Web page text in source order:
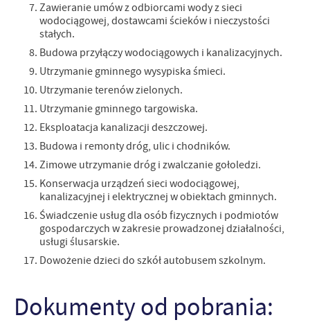
Zawieranie umów z odbiorcami wody z sieci
wodociągowej, dostawcami ścieków i nieczystości
stałych.
Budowa przyłączy wodociągowych i kanalizacyjnych.
Utrzymanie gminnego wysypiska śmieci.
Utrzymanie terenów zielonych.
Utrzymanie gminnego targowiska.
Eksploatacja kanalizacji deszczowej.
Budowa i remonty dróg, ulic i chodników.
Zimowe utrzymanie dróg i zwalczanie gołoledzi.
Konserwacja urządzeń sieci wodociągowej,
kanalizacyjnej i elektrycznej w obiektach gminnych.
Świadczenie usług dla osób fizycznych i podmiotów
gospodarczych w zakresie prowadzonej działalności,
usługi ślusarskie.
Dowożenie dzieci do szkół autobusem szkolnym.
Dokumenty od pobrania: